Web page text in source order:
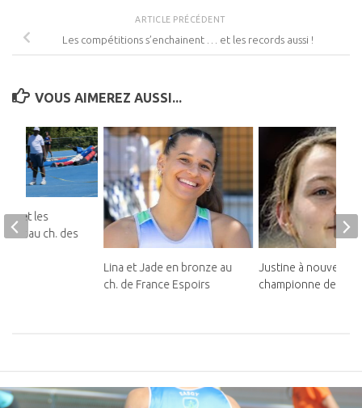
ARTICLE PRÉCÉDENT
Les compétitions s’enchainent … et les records aussi !
VOUS AIMEREZ AUSSI...
Lina et Jade en bronze au
ch. de France Espoirs
Justine à nouveau
championne de
et les
au ch. des